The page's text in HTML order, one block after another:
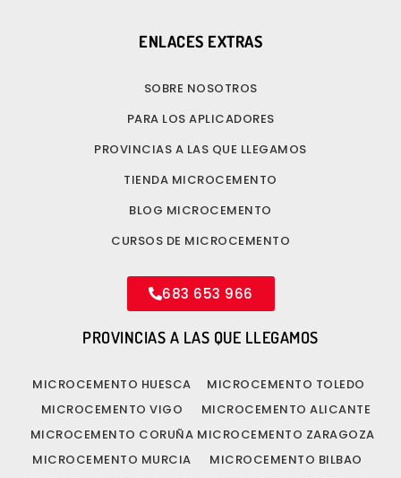
ENLACES EXTRAS
SOBRE NOSOTROS
PARA LOS APLICADORES
PROVINCIAS A LAS QUE LLEGAMOS
TIENDA MICROCEMENTO
BLOG MICROCEMENTO
CURSOS DE MICROCEMENTO
683 653 966
PROVINCIAS A LAS QUE LLEGAMOS
MICROCEMENTO HUESCA
MICROCEMENTO VIGO
MICROCEMENTO CORUÑA
MICROCEMENTO MURCIA
MICROCEMENTO TOLEDO
MICROCEMENTO ALICANTE
MICROCEMENTO ZARAGOZA
MICROCEMENTO BILBAO